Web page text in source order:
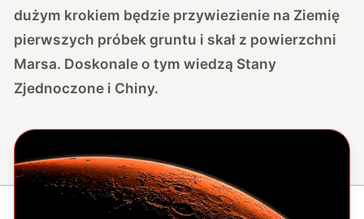
dużym krokiem będzie przywiezienie na Ziemię
pierwszych próbek gruntu i skał z powierzchni
Marsa. Doskonale o tym wiedzą Stany
Zjednoczone i Chiny.